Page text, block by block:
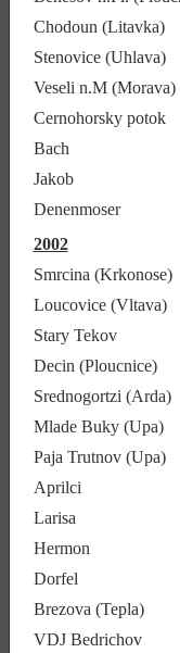
Chodoun (Litavka)
Stenovice (Uhlava)
Veseli n.M (Morava)
Cernohorsky potok
Bach
Jakob
Denenmoser
2002
Smrcina (Krkonose)
Loucovice (Vltava)
Stary Tekov
Decin (Ploucnice)
Srednogortzi (Arda)
Mlade Buky (Upa)
Paja Trutnov (Upa)
Aprilci
Larisa
Hermon
Dorfel
Brezova (Tepla)
VDJ Bedrichov